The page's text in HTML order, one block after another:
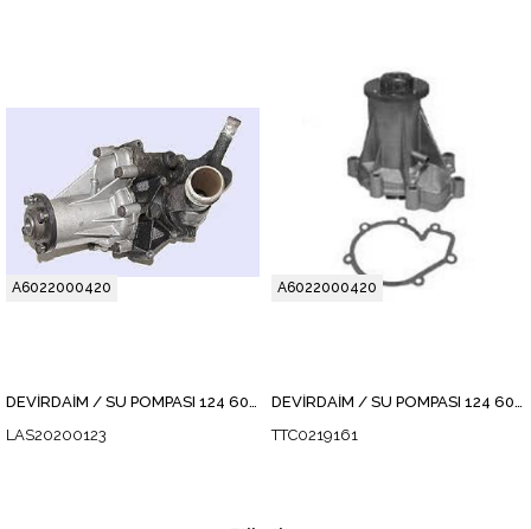
DEVİRDAİM / SU POMPASI 124 602-603
LAS20200123
A6022000420
DEVİRDAİM / SU POMPASI 124 602-603
TTC0219161
A6022000420